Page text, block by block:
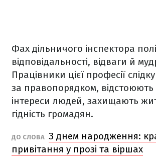
Фах дільничого інспектора
відповідальності, відваги й
Працівники цієї професії
за правопорядком,
інтереси людей, захищають
гідність громадян.
ДО СЛОВА З днем народження:
привітання у прозі та віршах